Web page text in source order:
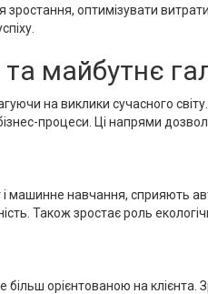
оптимізувати
майбутнє
на виклики сучасного
процеси. Ці напрями
машинне навчання, сприяють
Також зростає роль
орієнтованою на клієнта.